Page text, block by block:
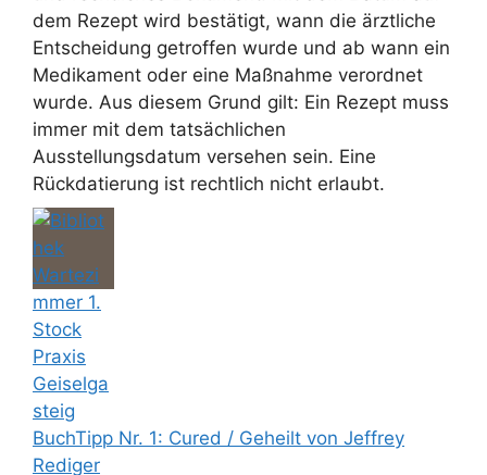
dem Rezept wird bestätigt, wann die ärztliche
Entscheidung getroffen wurde und ab wann ein
Medikament oder eine Maßnahme verordnet
wurde. Aus diesem Grund gilt: Ein Rezept muss
immer mit dem tatsächlichen
Ausstellungsdatum versehen sein. Eine
Rückdatierung ist rechtlich nicht erlaubt.
BuchTipp Nr. 1: Cured / Geheilt von Jeffrey
Rediger